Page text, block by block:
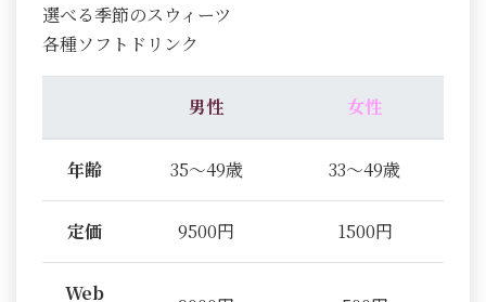
選べる季節のスウィーツ
各種ソフトドリンク
男性 女性
年齢 35～49歳 33～49歳
定価 9500円 1500円
Web